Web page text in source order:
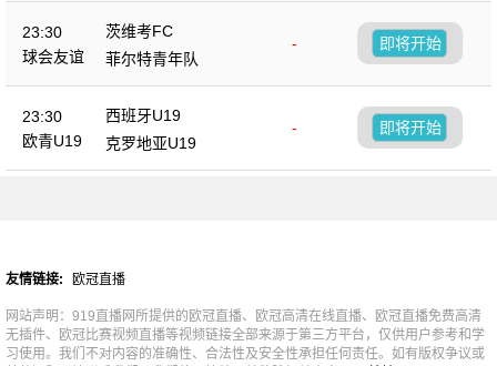
23:30
球会友谊
茨维考FC
-
菲尔特青年队
即将开始
23:30
欧青U19
西班牙U19
-
克罗地亚U19
即将开始
友情链接: 欧冠直播
网站声明：919直播网所提供的欧冠直播、欧冠高清在线直播、欧冠直播免费高清
无插件、欧冠比赛视频直播等视频链接全部来源于第三方平台，仅供用户参考和学
习使用。我们不对内容的准确性、合法性及安全性承担任何责任。如有版权争议或